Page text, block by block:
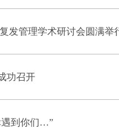
发管理学术研讨会圆满举
功召开
遇到你们…”